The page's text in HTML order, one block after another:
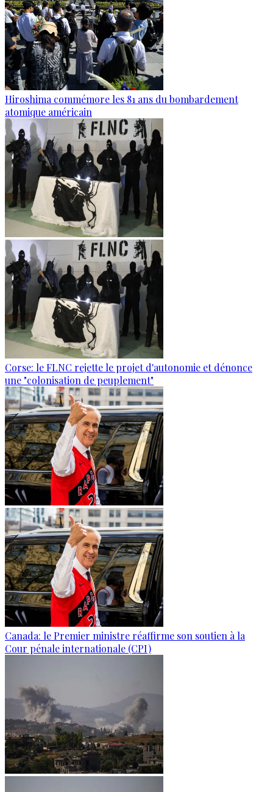
Hiroshima commémore les 81 ans du bombardement
atomique américain
Corse: le FLNC rejette le projet d'autonomie et dénonce
une "colonisation de peuplement"
Canada: le Premier ministre réaffirme son soutien à la
Cour pénale internationale (CPI)